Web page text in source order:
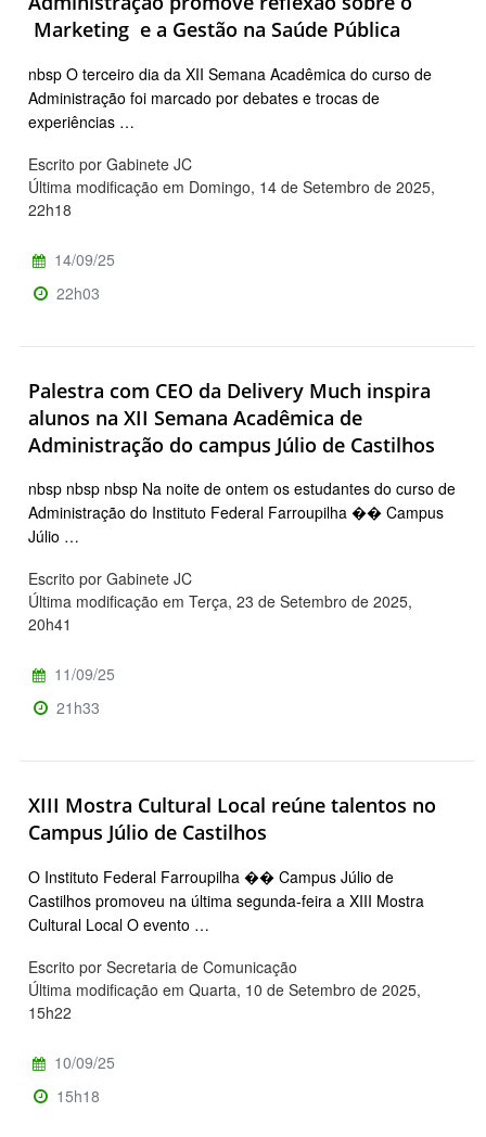
Marketing e a Gestão na Saúde Pública
nbsp O terceiro dia da XII Semana Acadêmica do curso de
Administração foi marcado por debates e trocas de
experiências …
Escrito por Gabinete JC
Última modificação em Domingo, 14 de Setembro de 2025,
22h18
14/09/25
22h03
Palestra com CEO da Delivery Much inspira
alunos na XII Semana Acadêmica de
Administração do campus Júlio de Castilhos
nbsp nbsp nbsp Na noite de ontem os estudantes do curso de
Administração do Instituto Federal Farroupilha �� Campus
Júlio …
Escrito por Gabinete JC
Última modificação em Terça, 23 de Setembro de 2025,
20h41
11/09/25
21h33
XIII Mostra Cultural Local reúne talentos no
Campus Júlio de Castilhos
O Instituto Federal Farroupilha �� Campus Júlio de
Castilhos promoveu na última segunda-feira a XIII Mostra
Cultural Local O evento …
Escrito por Secretaria de Comunicação
Última modificação em Quarta, 10 de Setembro de 2025,
15h22
10/09/25
15h18